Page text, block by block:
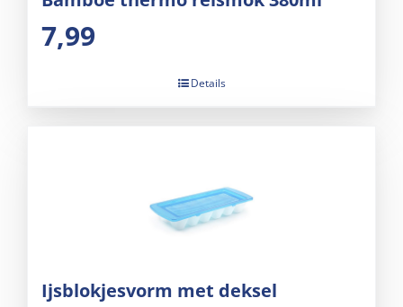
7,99
Details
Ijsblokjesvorm met deksel